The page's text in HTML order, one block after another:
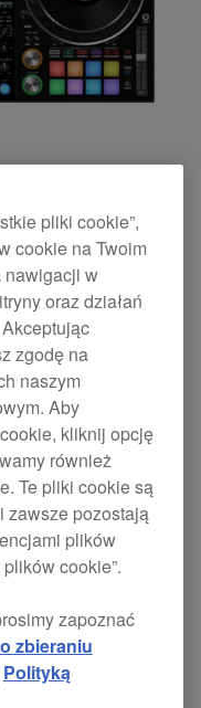
kompatybilną z
wysokiego
wiadomość:
układ
ze
CDJ+DJM.
funkcje
z
pliki cookie”,
cookie na Twoim
nawigacji w
oraz działań
zgodę na
naszym
Aby
kliknij opcję
również
Te pliki cookie są
zawsze pozostają
plików
cookie”.
zapoznać
zbieraniu
Polityką